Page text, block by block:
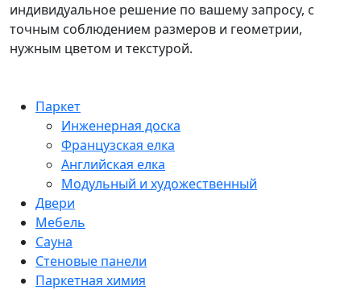
индивидуальное решение по вашему запросу, с
точным соблюдением размеров и геометрии,
нужным цветом и текстурой.
Паркет
Инженерная доска
Французская елка
Английская елка
Модульный и художественный
Двери
Мебель
Сауна
Стеновые панели
Паркетная химия